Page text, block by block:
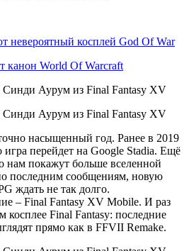
невероятный косплей God Of War
канон World Of Warcraft
насыщенный год. Ранее в 2019
игра перейдет на Google Stadia. Ещё
нам покажут больше вселенной
последним сообщениям, новую
ждать не так долго.
– Final Fantasy XV Mobile. И раз
Final Fantasy: последние
прямо как в FFVII Remake.